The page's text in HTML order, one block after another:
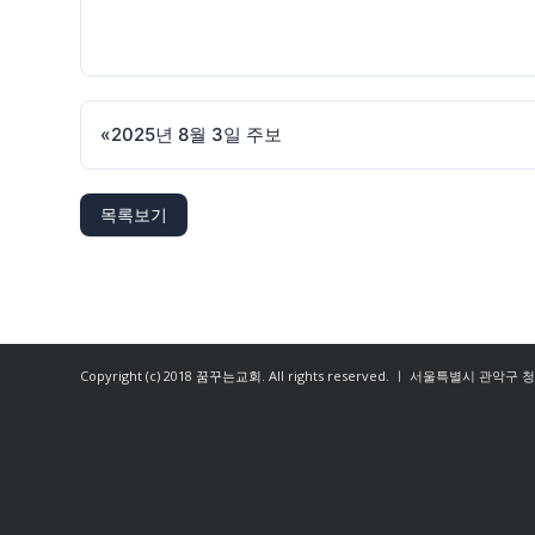
«2025년 8월 3일 주보
목록보기
Copyright (c) 2018 꿈꾸는교회. All rights reserved. ㅣ 서울특별시 관악구